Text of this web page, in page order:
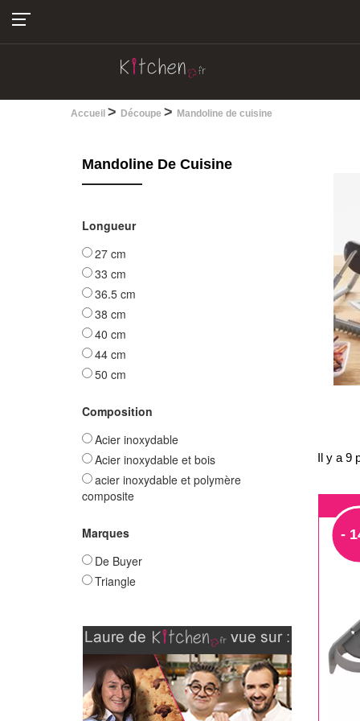
Accueil > Découpe > Mandoline de cuisine
Mandoline De Cuisine
Longueur
27 cm
33 cm
36.5 cm
38 cm
40 cm
44 cm
50 cm
Composition
Acier inoxydable
Acier inoxydable et bois
acier inoxydable et polymère
composite
Marques
De Buyer
Triangle
Il y a 9
-